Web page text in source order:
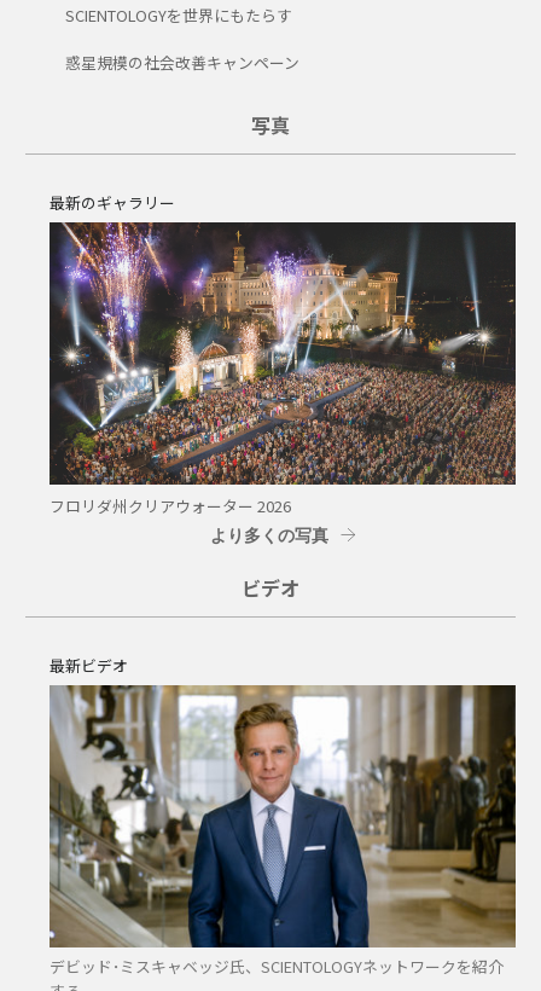
SCIENTOLOGYを世界にもたらす
惑星規模の社会改善キャンペーン
写真
最新のギャラリー
フロリダ州クリアウォーター 2026
より多くの写真
ビデオ
最新ビデオ
デビッド･ミスキャベッジ氏、SCIENTOLOGYネットワークを紹介